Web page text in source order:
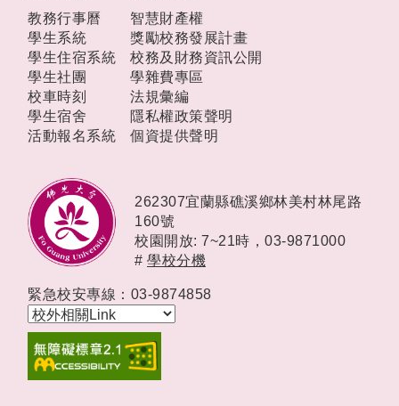
教務行事曆
學生系統
學生住宿系統
學生社團
校車時刻
學生宿舍
活動報名系統
智慧財產權
獎勵校務發展計畫
校務及財務資訊公開
學雜費專區
法規彙編
隱私權政策聲明
個資提供聲明
262307宜蘭縣礁溪鄉林美村林尾路
160號
校園開放: 7~21時， 03-9871000
# 學校分機
緊急校安專線：03-9874858